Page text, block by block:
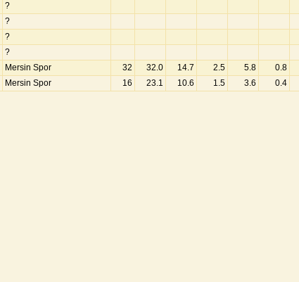
?
?
?
?
Mersin Spor 32 32.0 14.7 2.5 5.8 0.8
Mersin Spor 16 23.1 10.6 1.5 3.6 0.4